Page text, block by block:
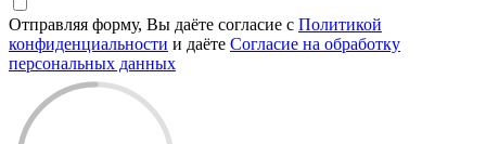
Отправляя форму, Вы даёте согласие с Политикой
конфиденциальности и даёте Согласие на обработку
персональных данных